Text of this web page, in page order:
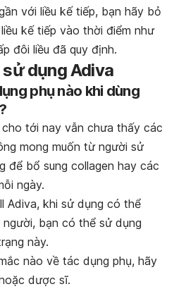
với liều kế tiếp, bạn hãy bỏ
kế tiếp vào thời điểm như
đôi liều đã quy định.
dụng Adiva
phụ nào khi dùng
tới nay vẫn chưa thấy các
mong muốn từ người sử
để bổ sung collagen hay các
ngày.
Adiva, khi sử dụng có thể
bạn có thể sử dụng
này.
nào về tác dụng phụ, hãy
dược sĩ.